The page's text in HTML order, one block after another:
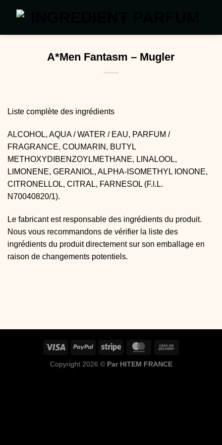
A*Men Fantasm – Mugler
Liste complète des ingrédients
ALCOHOL, AQUA / WATER / EAU, PARFUM /
FRAGRANCE, COUMARIN, BUTYL
METHOXYDIBENZOYLMETHANE, LINALOOL,
LIMONENE, GERANIOL, ALPHA-ISOMETHYL IONONE,
CITRONELLOL, CITRAL, FARNESOL (F.I.L.
N70040820/1).
Le fabricant est responsable des ingrédients du produit.
Nous vous recommandons de vérifier la liste des
ingrédients du produit directement sur son emballage en
raison de changements potentiels.
Copyright 2026 © Par HITEM FRANCE